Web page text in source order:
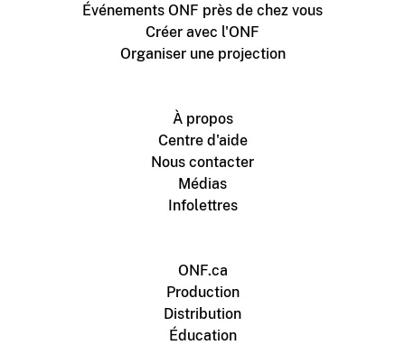
Événements ONF près de chez vous
Créer avec l'ONF
Organiser une projection
À propos
Centre d'aide
Nous contacter
Médias
Infolettres
ONF.ca
Production
Distribution
Éducation